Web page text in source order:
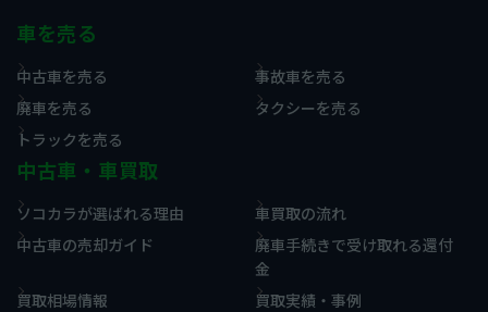
車を売る
中古車を売る
事故車を売る
廃車を売る
タクシーを売る
トラックを売る
中古車・車買取
ソコカラが選ばれる理由
車買取の流れ
中古車の売却ガイド
廃車手続きで受け取れる還付
金
買取相場情報
買取実績・事例